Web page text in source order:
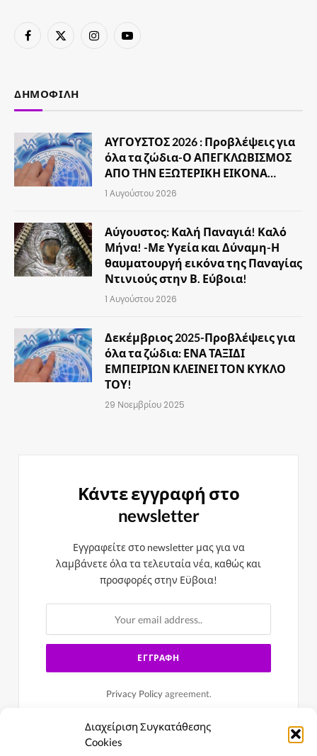
Διαχείριση Συγκατάθεσης
Cookies
Facebook
X
InstagramYouTube
ΔΗΜΟΦΙΛΉ
ΑΥΓΟΥΣΤΟΣ 2026 : Προβλέψεις για
όλα τα ζώδια-Ο ΑΠΕΓΚΛΩΒΙΣΜΟΣ
ΑΠΟ ΤΗΝ ΕΞΩΤΕΡΙΚΗ ΕΙΚΟΝΑ…
1 Αυγούστου 2026
Αύγουστος: Καλή Παναγιά! Καλό
Μήνα! -Με Υγεία και Δύναμη-Η
θαυματουργή εικόνα της Παναγίας
Ντινιούς στην Β. Εύβοια!
1 Αυγούστου 2026
Δεκέμβριος 2025-Προβλέψεις για
όλα τα ζώδια: ΕΝΑ ΤΑΞΙΔΙ
ΕΜΠΕΙΡΙΩΝ ΚΛΕΙΝΕΙ ΤΟΝ ΚΥΚΛΟ
ΤΟΥ!
29 Νοεμβρίου 2025
Κάντε εγγραφή στο
newsletter
Εγγραφείτε στο newsletter μας για να
λαμβάνετε όλα τα τελευταία νέα, καθώς και
προσφορές στην Εϋβοια!
Privacy Policyagreement.